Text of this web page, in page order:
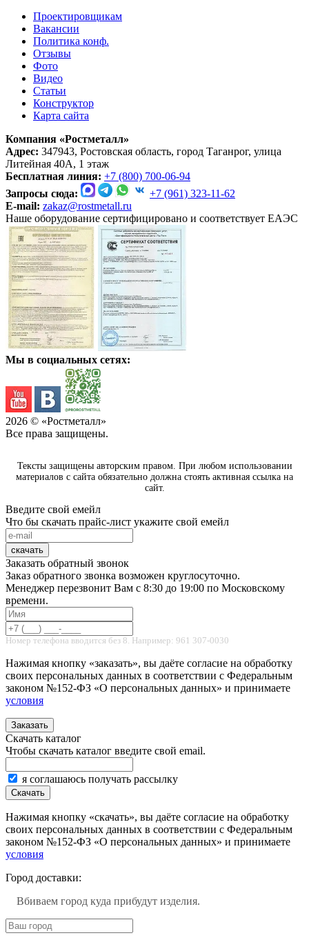
Проектировщикам
Вакансии
Политика конф.
Отзывы
Фото
Видео
Статьи
Конструктор
Карта сайта
Компания «Ростметалл»
Адрес: 347943, Ростовская область, город Таганрог, улица
Литейная 40А, 1 этаж
Бесплатная линия: +7 (800) 700-06-94
Запросы сюда:
+7 (961) 323-11-62
E-mail: zakaz@rostmetall.ru
Наше оборудование сертифицировано и соответствует ЕАЭС
Мы в социальных сетях:
2026 © «Ростметалл»
Все права защищены.
Тексты защищены авторским правом. При любом использовании
материалов с сайта обязательно должна стоять активная ссылка на
сайт.
Введите свой емейл
Что бы скачать прайс-лист укажите свой емейл
скачать
Заказать обратный звонок
Заказ обратного звонка возможен круглосуточно.
Менеджер перезвонит Вам с 8:30 до 19:00 по Московскому
времени.
Номер телефона вводится без 8. Например: 961 307-0030
Нажимая кнопку «заказать», вы даёте согласие на обработку
своих персональных данных в соответствии с Федеральным
законом №152-ФЗ «О персональных данных» и принимаете
условия
Заказать
Скачать каталог
Чтобы скачать каталог введите свой email.
я соглашаюсь получать рассылку
Скачать
Нажимая кнопку «скачать», вы даёте согласие на обработку
своих персональных данных в соответствии с Федеральным
законом №152-ФЗ «О персональных данных» и принимаете
условия
Город доставки:
Вбиваем город куда прибудут изделия.